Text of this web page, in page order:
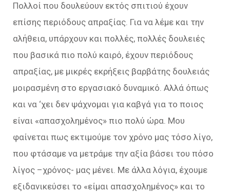
Πολλοί που δουλεύουν εκτός σπιτιού έχουν
επίσης περιόδους απραξίας. Για να λέμε και την
αλήθεια, υπάρχουν και πολλές, πολλές δουλειές
που βασικά πιο πολύ καιρό, έχουν περιόδους
απραξίας, με μικρές εκρήξεις βαρβάτης δουλειάς
μοιρασμένη στο εργασιακό δυναμικό. Αλλά όπως
και να ‘χει δεν ψάχνομαι για καβγά για το ποιος
είναι «απασχολημένος» πιο πολύ ώρα. Μου
φαίνεται πως εκτιμούμε τον χρόνο μας τόσο λίγο,
που φτάσαμε να μετράμε την αξία βάσει του πόσο
λίγος –χρόνος- μας μένει. Με άλλα λόγια, έχουμε
εξιδανικεύσει το «είμαι απασχολημένος» και το